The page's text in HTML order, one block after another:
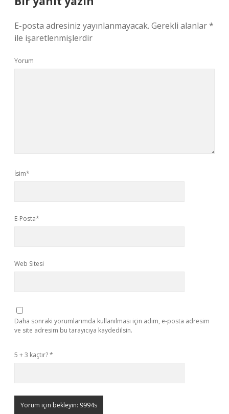
E-posta adresiniz yayınlanmayacak. Gerekli alanlar*
ile işaretlenmişlerdir
Yorum
İsim*
E-Posta*
Web Sitesi
Daha sonraki yorumlarımda kullanılması için adım, e-posta adresim
ve site adresim bu tarayıcıya kaydedilsin.
5 + 3 kaçtır?*